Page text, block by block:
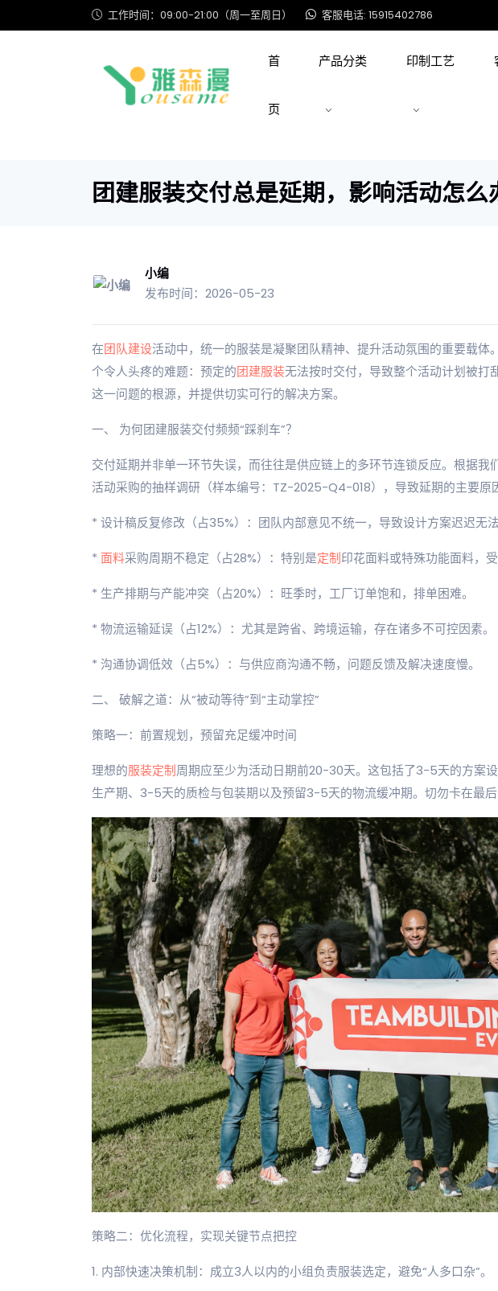
工作时间：09:00-21:00（周一至周日） 客服电话: 15915402786
首
页
产品分类 印制工艺
团建服装交付总是延期，影响活动怎么
小编
发布时间：2026-05-23
在团队建设活动中，统一的服装是凝聚团队精神、提升活动氛围的重要载体
个令人头疼的难题：预定的团建服装无法按时交付，导致整个活动计划被打
这一问题的根源，并提供切实可行的解决方案。
一、 为何团建服装交付频频“踩刹车”？
交付延期并非单一环节失误，而往往是供应链上的多环节连锁反应。根据
活动采购的抽样调研（样本编号：TZ-2025-Q4-018），导致延期的主要原
* 设计稿反复修改（占35%）：团队内部意见不统一，导致设计方案迟迟无
* 面料采购周期不稳定（占28%）：特别是定制 印花面料或特殊功能面料，
* 生产排期与产能冲突（占20%）：旺季时，工厂订单饱和，排单困难。
* 物流运输延误（占12%）：尤其是跨省、跨境运输，存在诸多不可控因素。
* 沟通协调低效（占5%）：与供应商沟通不畅，问题反馈及解决速度慢。
二、 破解之道：从“被动等待”到“主动掌控”
策略一：前置规划，预留充足缓冲时间
理想的服装定制 周期应至少为活动日期前20-30天。这包括了3-5天的方案
生产期、3-5天的质检与包装期以及预留3-5天的物流缓冲期。切勿卡在最后
策略二：优化流程，实现关键节点把控
1. 内部快速决策机制：成立3人以内的小组负责服装选定，避免“人多口杂”。